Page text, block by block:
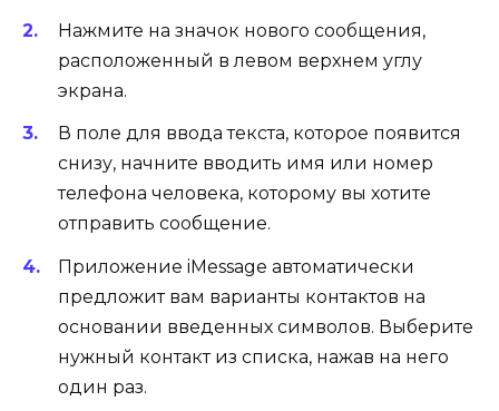
Нажмите на значок нового сообщения,
расположенный в левом верхнем углу
экрана.
В поле для ввода текста, которое появится
снизу, начните вводить имя или номер
телефона человека, которому вы хотите
отправить сообщение.
Приложение iMessage автоматически
предложит вам варианты контактов на
основании введенных символов. Выберите
нужный контакт из списка, нажав на него
один раз.